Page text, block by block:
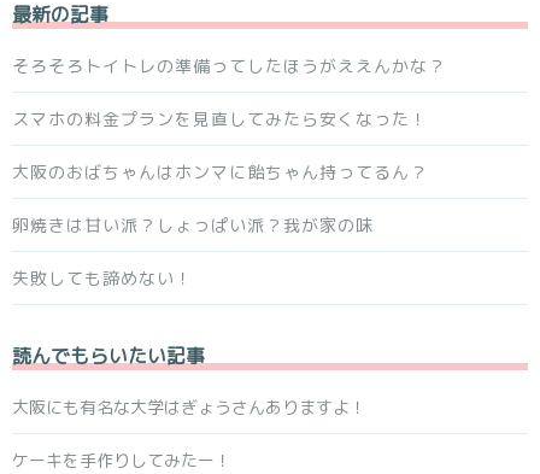
最新の記事
そろそろトイトレの準備ってしたほうがええんかな？
スマホの料金プランを見直してみたら安くなった！
大阪のおばちゃんはホンマに飴ちゃん持ってるん？
卵焼きは甘い派？しょっぱい派？我が家の味
失敗しても諦めない！
読んでもらいたい記事
大阪にも有名な大学はぎょうさんありますよ！
ケーキを手作りしてみたー！